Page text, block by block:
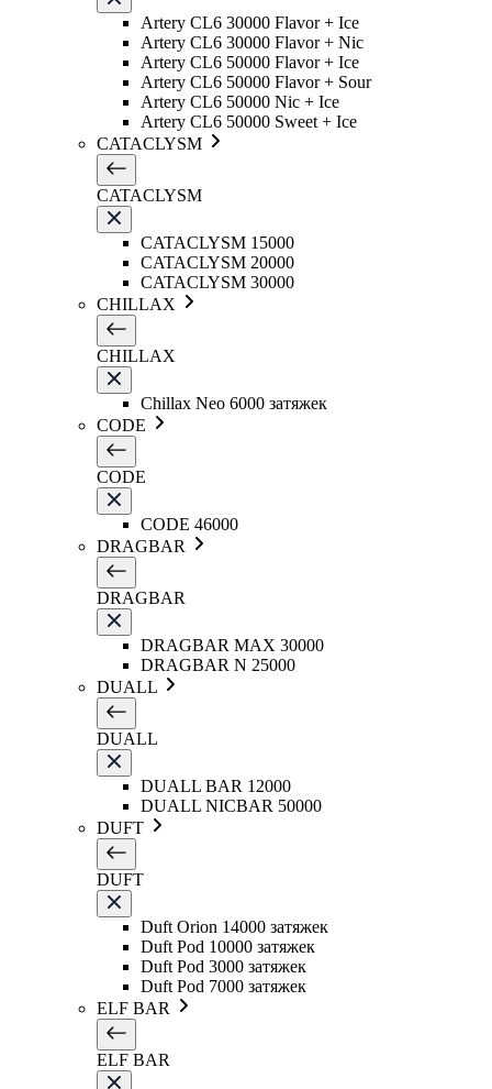
Artery CL6 30000 Flavor + Ice
Artery CL6 30000 Flavor + Nic
Artery CL6 50000 Flavor + Ice
Artery CL6 50000 Flavor + Sour
Artery CL6 50000 Nic + Ice
Artery CL6 50000 Sweet + Ice
CATACLYSM
CATACLYSM
CATACLYSM 15000
CATACLYSM 20000
CATACLYSM 30000
CHILLAX
CHILLAX
Chillax Neo 6000 затяжек
CODE
CODE
CODE 46000
DRAGBAR
DRAGBAR
DRAGBAR MAX 30000
DRAGBAR N 25000
DUALL
DUALL
DUALL BAR 12000
DUALL NICBAR 50000
DUFT
DUFT
Duft Orion 14000 затяжек
Duft Pod 10000 затяжек
Duft Pod 3000 затяжек
Duft Pod 7000 затяжек
ELF BAR
ELF BAR